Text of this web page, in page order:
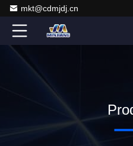
mkt@cdmjdj.cn